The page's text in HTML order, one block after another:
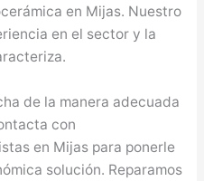
en Mijas. Nuestro
en el sector y la
de la manera adecuada
con
en Mijas para ponerle
solución. Reparamos